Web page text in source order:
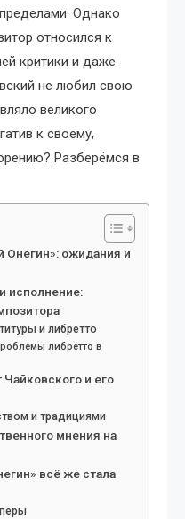
Однако
относился к
критики и даже
не любил свою
великого
к своему,
Разберёмся в
Онегин»: ожидания и
исполнение:
и либретто
либретто в
и его
и традициями
мнения на
всё же стала